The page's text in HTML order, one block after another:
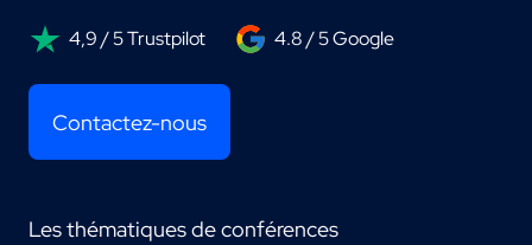
4,9 / 5 Trustpilot 4.8 / 5 Google
Contactez-nous
Les thématiques de conférences